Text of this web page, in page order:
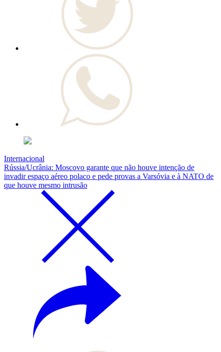
Internacional
Rússia/Ucrânia: Moscovo garante que não houve intenção de
invadir espaço aéreo polaco e pede provas a Varsóvia e à NATO de
que houve mesmo intrusão